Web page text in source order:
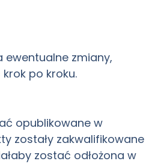
ewentualne zmiany,
po kroku.
opublikowane w
zostały zakwalifikowane
zostać odłożona w